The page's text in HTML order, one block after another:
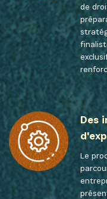
de
Des
Le